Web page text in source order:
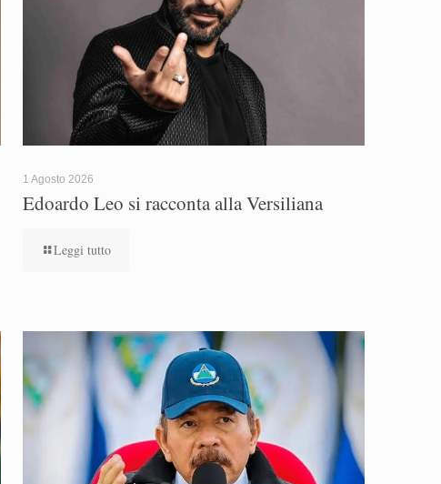
1 Agosto 2026
Edoardo Leo si racconta alla Versiliana
Leggi tutto